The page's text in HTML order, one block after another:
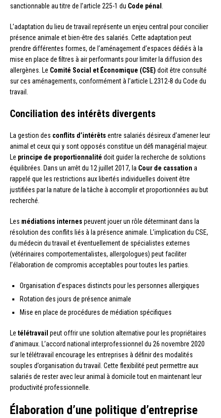
sanctionnable au titre de l’article 225-1 du Code pénal
L’adaptation du lieu de travail représente un enjeu central pour concilier
présence animale et bien-être des salariés. Cette adaptation peut
prendre différentes formes, de l’aménagement d’espaces dédiés à la
mise en place de filtres à air performants pour limiter la diffusion des
allergènes. Le Comité Social et Économique (CSE) doit être consulté
sur ces aménagements, conformément à l’article L.2312-8 du Code du
travail.
Conciliation des intérêts divergents
La gestion des conflits d’intérêts entre salariés désireux d’amener leur
animal et ceux qui y sont opposés constitue un défi managérial majeur.
Le principe de proportionnalité doit guider la recherche de solutions
équilibrées. Dans un arrêt du 12 juillet 2017, la Cour de cassation a
rappelé que les restrictions aux libertés individuelles doivent être
justifiées par la nature de la tâche à accomplir et proportionnées au but
recherché.
Les médiations internes peuvent jouer un rôle déterminant dans la
résolution des conflits liés à la présence animale. L’implication du CSE,
du médecin du travail et éventuellement de spécialistes externes
(vétérinaires comportementalistes, allergologues) peut faciliter
l’élaboration de compromis acceptables pour toutes les parties.
Organisation d’espaces distincts pour les personnes allergiques
Rotation des jours de présence animale
Mise en place de procédures de médiation spécifiques
Le télétravail peut offrir une solution alternative pour les propriétaires
d’animaux. L’accord national interprofessionnel du 26 novembre 2020
sur le télétravail encourage les entreprises à définir des modalités
souples d’organisation du travail. Cette flexibilité peut permettre aux
salariés de rester avec leur animal à domicile tout en maintenant leur
productivité professionnelle.
Élaboration d’une politique d’entreprise